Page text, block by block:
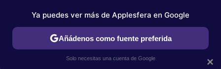
IPHONE TUTORIALES APPLESFERA SELECCIÓN
×
Ya puedes ver más de Applesfera en Google
Añádenos como fuente preferida
Solo necesitas una cuenta de Google